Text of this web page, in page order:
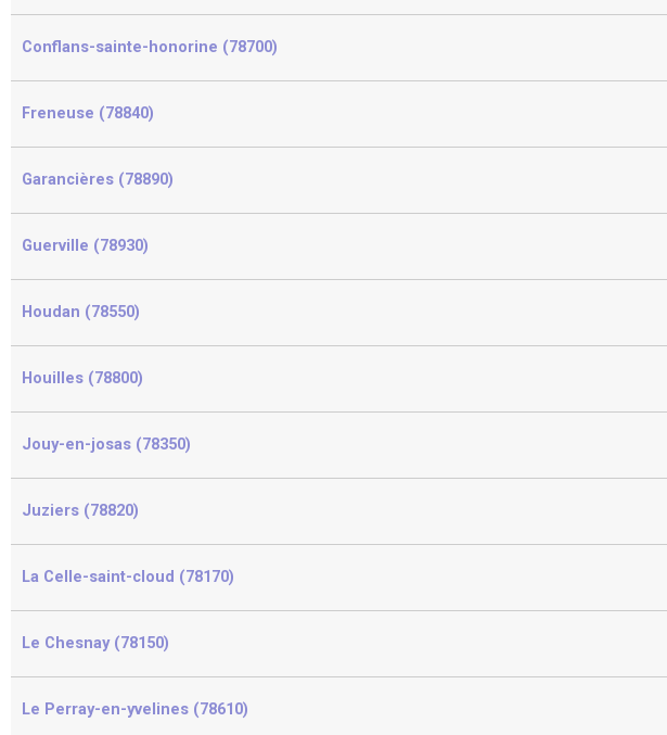
Conflans-sainte-honorine (78700)
Freneuse (78840)
Garancières (78890)
Guerville (78930)
Houdan (78550)
Houilles (78800)
Jouy-en-josas (78350)
Juziers (78820)
La Celle-saint-cloud (78170)
Le Chesnay (78150)
Le Perray-en-yvelines (78610)